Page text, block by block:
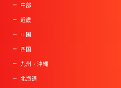
中部
近畿
中国
四国
九州・沖縄
北海道